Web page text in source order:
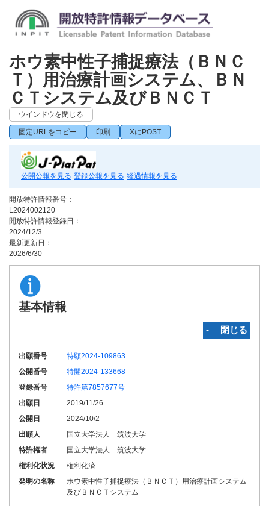
ホウ素中性子捕捉療法（ＢＮＣ
Ｔ）用治療計画システム、ＢＮ
ＣＴシステム及びＢＮＣＴ
ウインドウを閉じる
固定URLをコピー 印刷 XにPOST
公開公報を見る 登録公報を見る 経過情報を見る
開放特許情報番号：
L2024002120
開放特許情報登録日：
2024/12/3
最新更新日：
2026/6/30
基本情報
‐ 閉じる
出願番号
特願2024-109863
公開番号
特開2024-133668
登録番号
特許第7857677号
出願日
2019/11/26
公開日
2024/10/2
出願人
国立大学法人 筑波大学
特許権者
国立大学法人 筑波大学
権利化状況
権利化済
発明の名称
ホウ素中性子捕捉療法（ＢＮＣＴ）用治療計画システム
及びＢＮＣＴシステム